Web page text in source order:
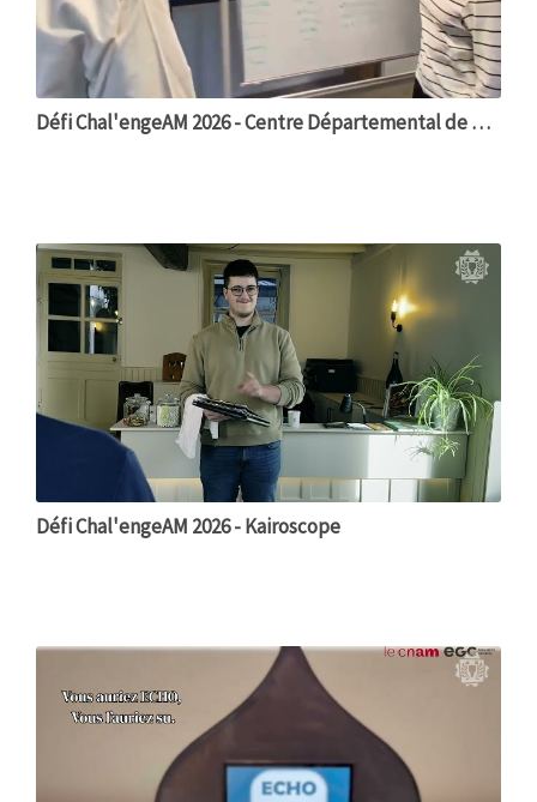
Défi Chal'engeAM 2026 - Centre Départemental de Santé de Saône-et-Loire
Défi Chal'engeAM 2026 - Kairoscope